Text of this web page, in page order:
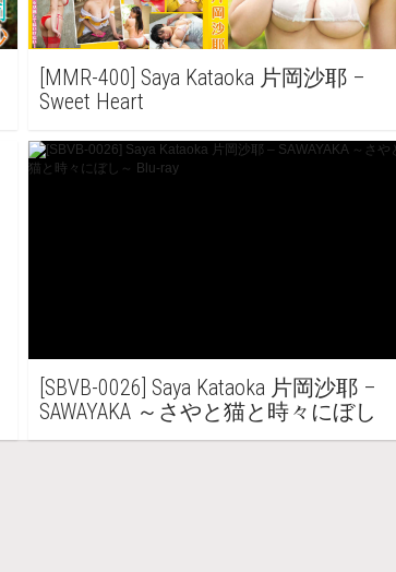
[MMR-400] Saya Kataoka 片岡沙耶 –
Sweet Heart
[SBVB-0026] Saya Kataoka 片岡沙耶 –
SAWAYAKA ～さやと猫と時々にぼし
～ Blu-ray